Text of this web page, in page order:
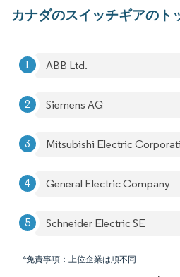
カナダのスイッチギアのト
ABB Ltd.
Siemens AG
Mitsubishi Electric
General Electric Company
Schneider Electric SE
*免責事項：上位企業は順不同